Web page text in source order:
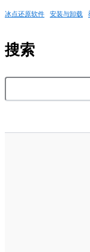
冰点还原软件 安装与卸载
搜索
搜索